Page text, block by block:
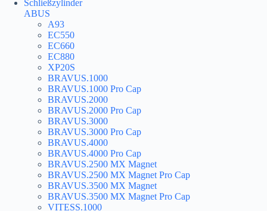
Schließzylinder
ABUS
A93
EC550
EC660
EC880
XP20S
BRAVUS.1000
BRAVUS.1000 Pro Cap
BRAVUS.2000
BRAVUS.2000 Pro Cap
BRAVUS.3000
BRAVUS.3000 Pro Cap
BRAVUS.4000
BRAVUS.4000 Pro Cap
BRAVUS.2500 MX Magnet
BRAVUS.2500 MX Magnet Pro Cap
BRAVUS.3500 MX Magnet
BRAVUS.3500 MX Magnet Pro Cap
VITESS.1000